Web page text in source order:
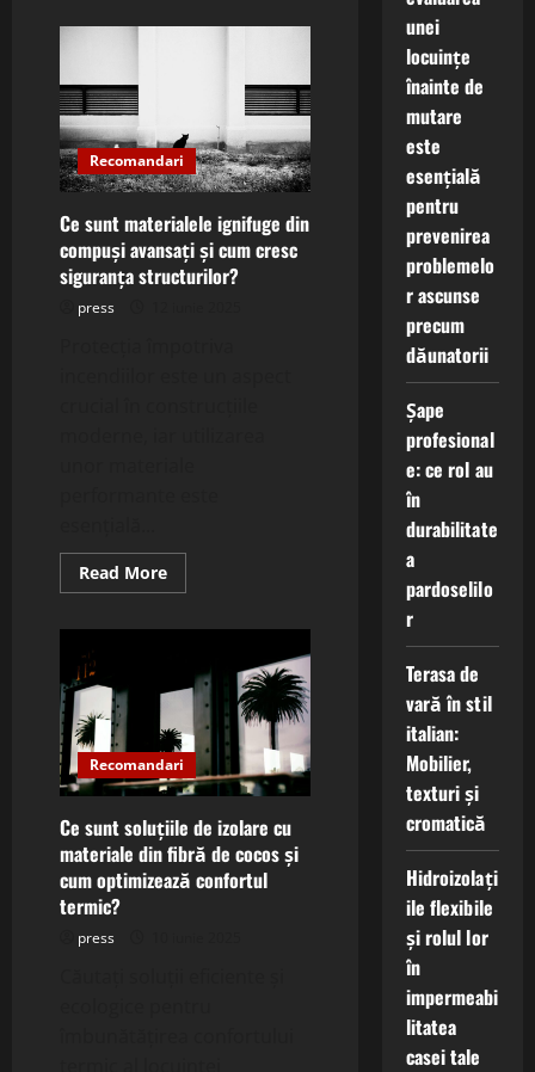
cum
îmbunătățesc
gestionarea
apei
Recomandari
Ce sunt materialele ignifuge din
compuși avansați și cum cresc
siguranța structurilor?
press
Read MoreRead
more
ignifuge
din
compuși
avansați
și
cum
cresc
siguranța
Recomandari
Ce sunt soluțiile de izolare cu
materiale din fibră de cocos și
cum optimizează confortul
termic?
press
unei
locuințe
înainte de
mutare
este
esențială
pentru
prevenirea
problemelo
r ascunse
precum
dăunatorii
Șape
profesional
e: ce rol au
în
durabilitate
a
pardoselilo
r
Terasa de
vară în stil
italian:
Mobilier,
texturi și
cromatică
Hidroizolați
ile flexibile
și rolul lor
în
impermeabi
litatea
casei tale